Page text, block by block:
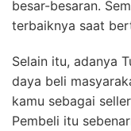
besar-besaran.
terbaiknya saat
Selain itu, adanya
daya beli
kamu sebagai
Pembeli itu